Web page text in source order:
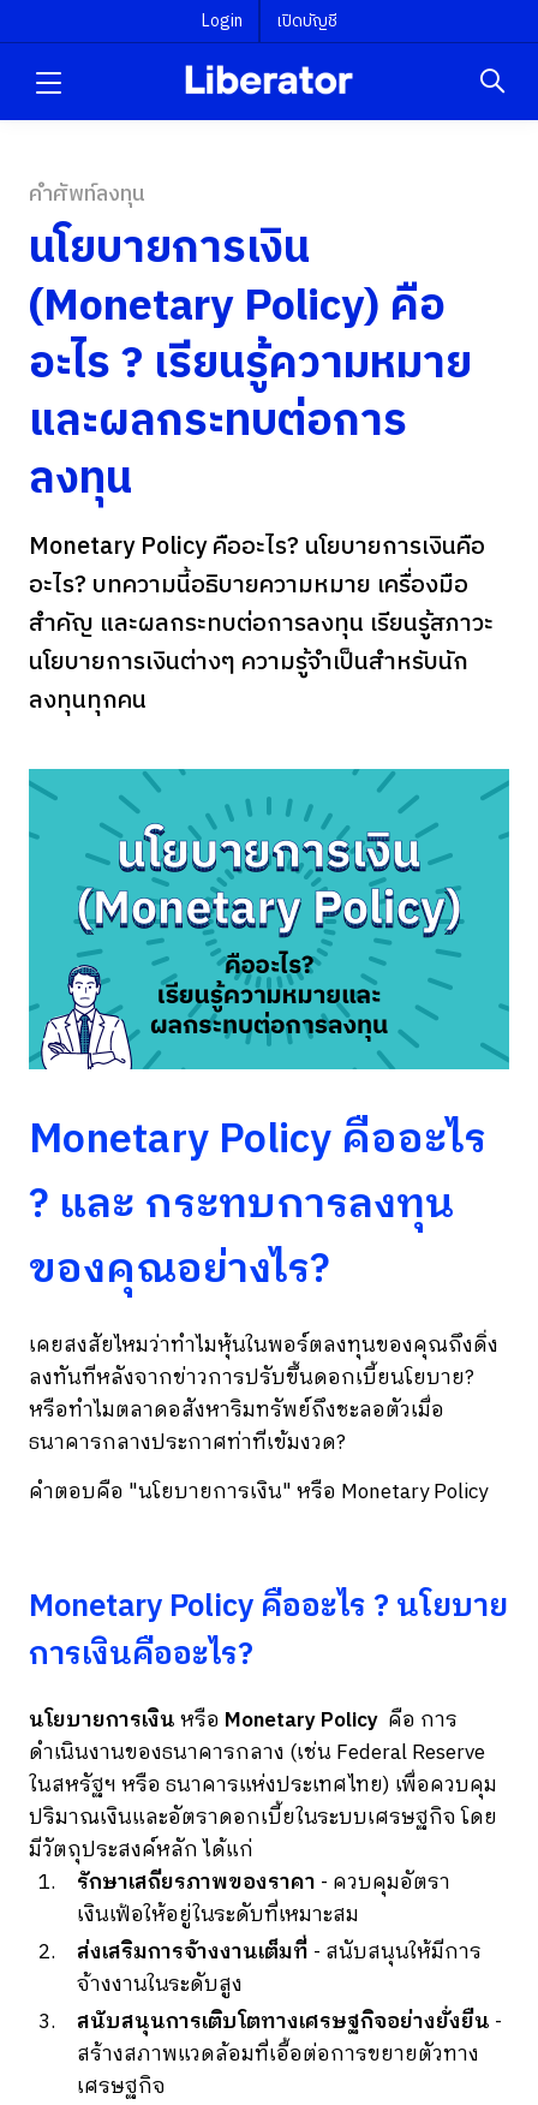
Login เปิดบัญชี
คำศัพท์ลงทุน
นโยบายการเงิน
(Monetary Policy) คือ
อะไร ? เรียนรู้ความหมาย
และผลกระทบต่อการ
ลงทุน
Monetary Policy คืออะไร? นโยบายการเงินคือ
อะไร? บทความนี้อธิบายความหมาย เครื่องมือ
สำคัญ และผลกระทบต่อการลงทุน เรียนรู้สภาวะ
นโยบายการเงินต่างๆ ความรู้จำเป็นสำหรับนัก
ลงทุนทุกคน
Monetary Policy คืออะไร
? และ กระทบการลงทุน
ของคุณอย่างไร?
เคยสงสัยไหมว่าทำไมหุ้นในพอร์ตลงทุนของคุณถึงดิ่ง
ลงทันทีหลังจากข่าวการปรับขึ้นดอกเบี้ยนโยบาย?
หรือทำไมตลาดอสังหาริมทรัพย์ถึงชะลอตัวเมื่อ
ธนาคารกลางประกาศท่าทีเข้มงวด?
คำตอบคือ "นโยบายการเงิน" หรือ Monetary Policy
Monetary Policy คืออะไร ? นโยบาย
การเงินคืออะไร?
นโยบายการเงินหรือ Monetary Policy คือ การ
ดำเนินงานของธนาคารกลาง (เช่น Federal Reserve
ในสหรัฐฯ หรือ ธนาคารแห่งประเทศไทย) เพื่อควบคุม
ปริมาณเงินและอัตราดอกเบี้ยในระบบเศรษฐกิจ โดย
มีวัตถุประสงค์หลัก ได้แก่
รักษาเสถียรภาพของราคา - ควบคุมอัตรา
เงินเฟ้อให้อยู่ในระดับที่เหมาะสม
ส่งเสริมการจ้างงานเต็มที่ - สนับสนุนให้มีการ
จ้างงานในระดับสูง
สนับสนุนการเติบโตทางเศรษฐกิจอย่างยั่งยืน -
สร้างสภาพแวดล้อมที่เอื้อต่อการขยายตัวทาง
เศรษฐกิจ